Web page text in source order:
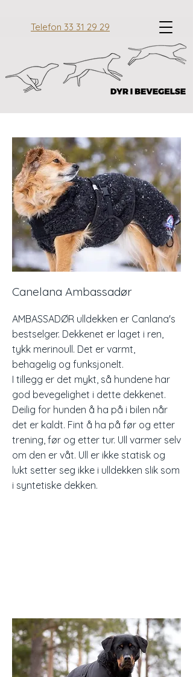
Telefon 33 31 29 29
Canelana Ambassadør
AMBASSADØR ulldekken er Canlana's
bestselger. Dekkenet er laget i ren,
tykk merinoull. Det er varmt,
behagelig og funksjonelt.
I tillegg er det mykt, så hundene har
god bevegelighet i dette dekkenet.
Deilig for hunden å ha på i bilen når
det er kaldt. Fint å ha på før og etter
trening, før og etter tur. Ull varmer selv
om den er våt. Ull er ikke statisk og
lukt setter seg ikke i ulldekken slik som
i syntetiske dekken.